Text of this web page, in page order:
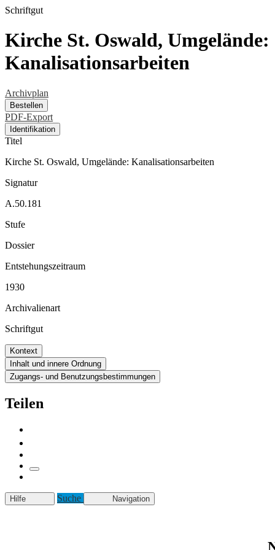
Schriftgut
Kirche St. Oswald, Umgelände:
Kanalisationsarbeiten
Archivplan
Bestellen
PDF-Export
Identifikation
Titel
Kirche St. Oswald, Umgelände: Kanalisationsarbeiten
Signatur
A.50.181
Stufe
Dossier
Entstehungszeitraum
1930
Archivalienart
Schriftgut
Kontext
Inhalt und innere Ordnung
Zugangs- und Benutzungsbestimmungen
Teilen
Hilfe Suche Navigation